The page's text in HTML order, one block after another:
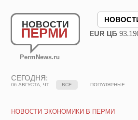
НОВОСТИ
ПЕРМИ
PermNews.ru
EUR ЦБ
СЕГОДНЯ:
06 АВГУСТА, ЧТ ВСЕ ПОПУЛЯРНЫЕ
НОВОСТИ ЭКОНОМИКИ В ПЕРМИ